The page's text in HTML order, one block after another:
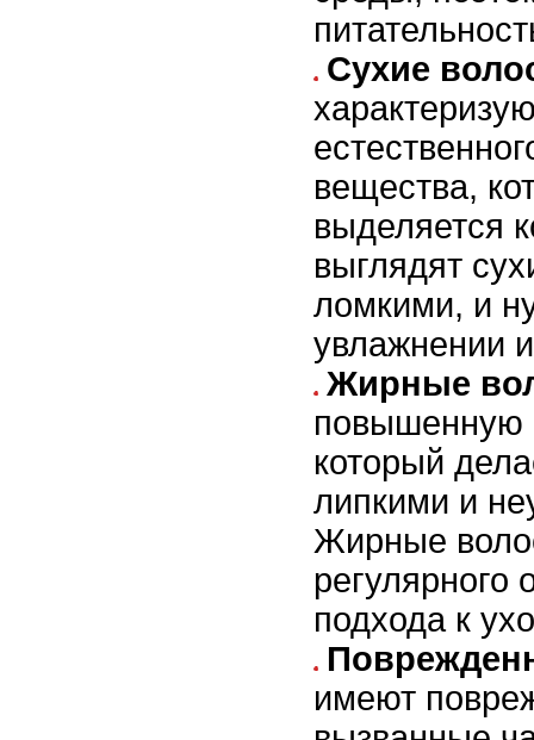
Сухие
вещества,
выделяется
выглядят
ломкими, и
увлажнении
Жирные
повышенную
который
липкими и
Жирные
регулярного
подхода к
имеют